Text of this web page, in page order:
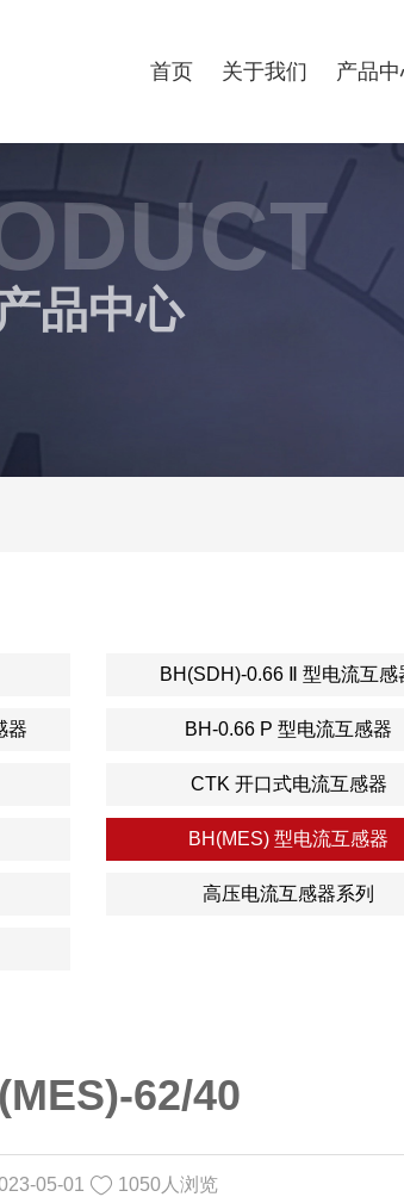
首页 关于我们 产品
品中心
BH(SDH)-0.66 Ⅱ 型电流互感
器 BH-0.66 P 型电流互感器
CTK 开口式电流互感器
BH(MES) 型电流互感器
高压电流互感器系列
62/40
05-01 1050人浏览